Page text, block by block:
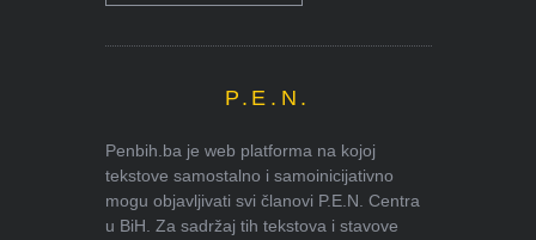
P.E.N.
Penbih.ba je web platforma na kojoj
tekstove samostalno i samoinicijativno
mogu objavljivati svi članovi P.E.N. Centra
u BiH. Za sadržaj tih tekstova i stavove